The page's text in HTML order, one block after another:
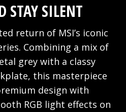
STAY SILENT
return of MSI’s iconic
Combining a mix of
grey with a classy
this masterpiece
design with
RGB light effects on